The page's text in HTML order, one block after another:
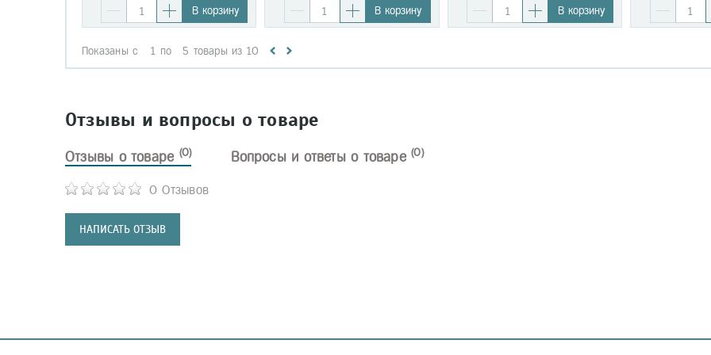
В корзину В корзину В корзину
Показаны с 1 по 5 товары из 10
Отзывы и вопросы о товаре
Отзывы о товаре (0)
0 Отзывов
НАПИСАТЬ ОТЗЫВ
Вопросы и ответы о товаре(0)